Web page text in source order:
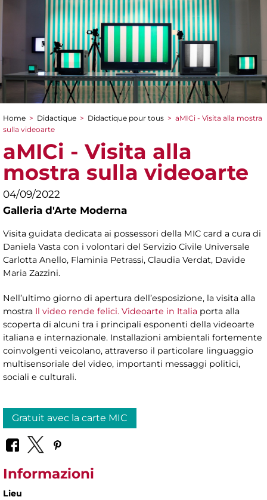
You are here
Home > Didactique > Didactique pour tous > aMICi - Visita alla mostra
sulla videoarte
aMICi - Visita alla
mostra sulla videoarte
04/09/2022
Galleria d'Arte Moderna
Visita guidata dedicata ai possessori della MIC card a cura di
Daniela Vasta con i volontari del Servizio Civile Universale
Carlotta Anello, Flaminia Petrassi, Claudia Verdat, Davide
Maria Zazzini.
Nell’ultimo giorno di apertura dell’esposizione, la visita alla
mostra Il video rende felici. Videoarte in Italia porta alla
scoperta di alcuni tra i principali esponenti della videoarte
italiana e internazionale. Installazioni ambientali fortemente
coinvolgenti veicolano, attraverso il particolare linguaggio
multisensoriale del video, importanti messaggi politici,
sociali e culturali.
Gratuit avec la carte MIC
Informazioni
Lieu